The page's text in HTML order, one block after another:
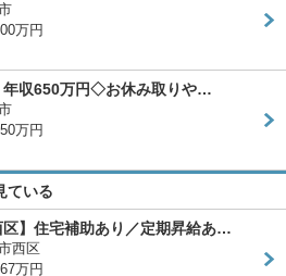
万円
年収650万円◇お休み取りや…
万円
ている
区】住宅補助あり／定期昇給あ…
西区
万円